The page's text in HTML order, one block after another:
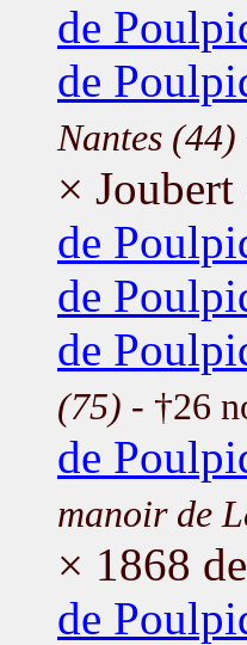
de
de
Nantes (44)
×
de
de
de
(75) - †26
de
manoir de
× 1868
de